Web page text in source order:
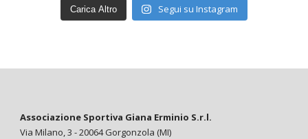
Carica Altro Segui su Instagram
Associazione Sportiva Giana Erminio S.r.l.
Via Milano, 3 - 20064 Gorgonzola (MI)